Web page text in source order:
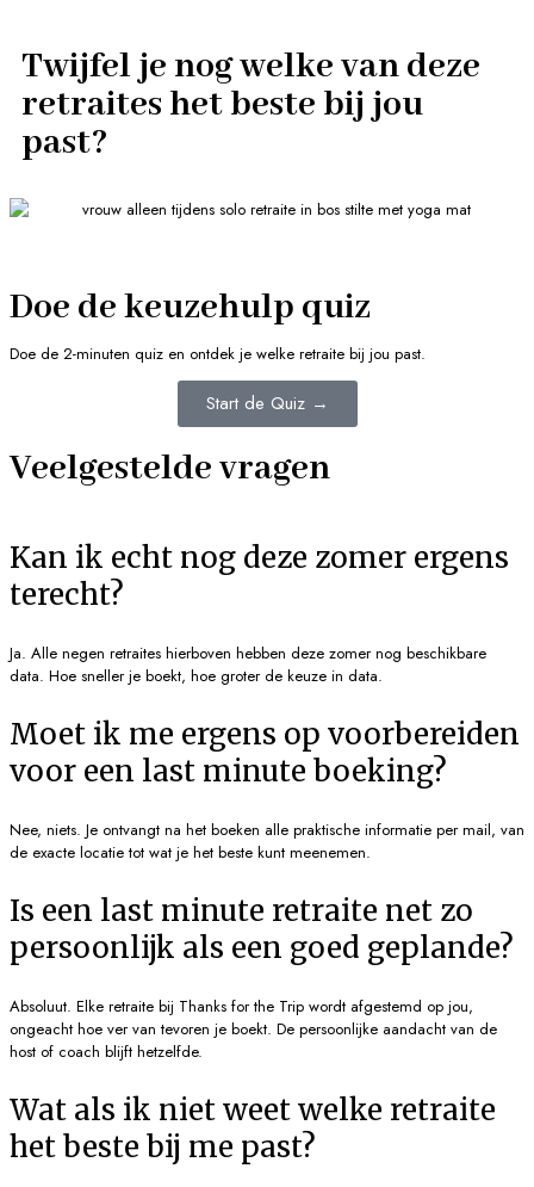
Twijfel je nog welke van deze
retraites het beste bij jou
past?
Doe de keuzehulp quiz
Doe de 2-minuten quiz en ontdek je welke retraite bij jou past.
Start de Quiz →
Veelgestelde vragen
Kan ik echt nog deze zomer ergens
terecht?
Ja. Alle negen retraites hierboven hebben deze zomer nog beschikbare
data. Hoe sneller je boekt, hoe groter de keuze in data.
Moet ik me ergens op voorbereiden
voor een last minute boeking?
Nee, niets. Je ontvangt na het boeken alle praktische informatie per mail, van
de exacte locatie tot wat je het beste kunt meenemen.
Is een last minute retraite net zo
persoonlijk als een goed geplande?
Absoluut. Elke retraite bij Thanks for the Trip wordt afgestemd op jou,
ongeacht hoe ver van tevoren je boekt. De persoonlijke aandacht van de
host of coach blijft hetzelfde.
Wat als ik niet weet welke retraite
het beste bij me past?